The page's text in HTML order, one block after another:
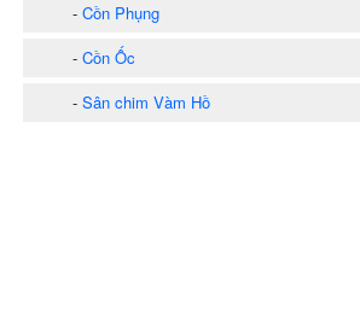
- Cồn Phụng
- Cồn Ốc
- Sân chim Vàm Hồ